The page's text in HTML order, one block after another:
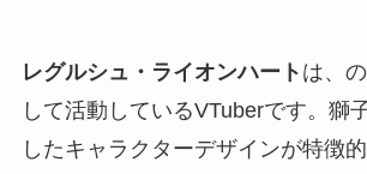
レグルシュ・ライオンハート は、
して活動しているVTuberです。獅
したキャラクターデザインが特徴